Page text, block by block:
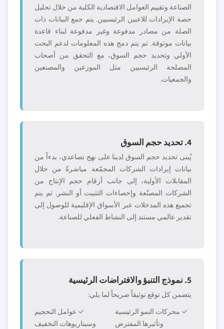
الصناعة وتقييم العوامل الاقتصادية الكلية من خلال تحليل
حصة الإيرادات للاعبين الرئيسيين. يتم جمع البيانات ذات
الصلة من مصادر مدفوعة وغير مدفوعة لبناء قاعدة
بيانات موثوقة. ثم يتم دمج هذه المعلومات لدعم البحث
الأولي وتحديد حجم السوق، مع التحقق من أصحاب
المصلحة الرئيسيين مثل الموزعين والمصنعين
والجمعيات.
4. تحديد حجم السوق
يُبنى تحديد حجم السوق لدينا على نهج تصاعدي، بدءاً من
بيانات إيرادات الشركات المجمّعة مباشرةً من خلال
المقابلات الأولية، إلى جانب أرقام حجم الإنتاج من
الشركات المصنّعة وإحصاءات التثبيت أو النشر. ثم يتم
تجميع هذه المدخلات عبر الأسواق الإقليمية للوصول إلى
تقدير عالمي مستند إلى النشاط الفعلي للصناعة.
5. نموذج التنبؤ والافتراضات الرئيسية
يتضمن كل توقع توثيقاً صريحاً لما يلي:
✓ محركات النمو الرئيسية
وتأثيرها المفترض
✓ عوامل التحجيم
وسيناريوهات التخفيف